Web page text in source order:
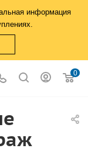
информация
0